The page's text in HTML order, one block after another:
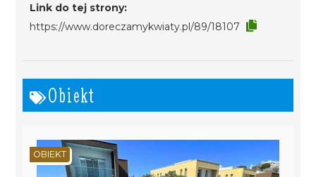
Link do tej strony:
https://www.doreczamykwiaty.pl/89/18107
Obiekt
OBIEKT